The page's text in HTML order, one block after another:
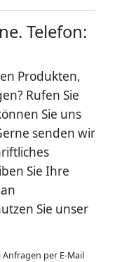
Telefon:
Produkten,
Rufen Sie
Sie uns
senden wir
Sie Ihre
Sie unser
Anfragen per E-Mail